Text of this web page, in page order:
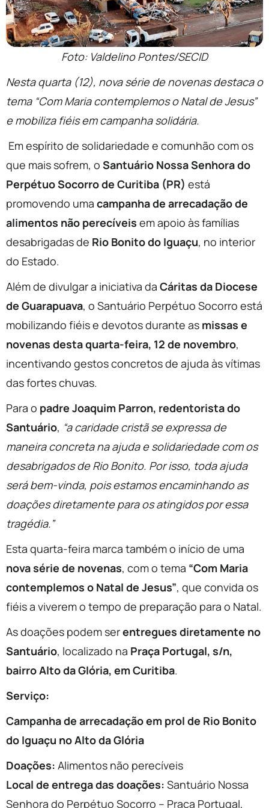
Foto: Valdelino Pontes/SECID
Nesta quarta (12), nova série de novenas destaca o
tema “Com Maria contemplemos o Natal de Jesus”
e mobiliza fiéis em campanha solidária.
Em espírito de solidariedade e comunhão com os
que mais sofrem, o Santuário Nossa Senhora do
Perpétuo Socorro de Curitiba (PR) está
promovendo uma campanha de arrecadação de
alimentos não perecíveis em apoio às famílias
desabrigadas de Rio Bonito do Iguaçu, no interior
do Estado.
Além de divulgar a iniciativa da Cáritas da Diocese
de Guarapuava, o Santuário Perpétuo Socorro está
mobilizando fiéis e devotos durante as missas e
novenas desta quarta-feira, 12 de novembro,
incentivando gestos concretos de ajuda às vítimas
das fortes chuvas.
Para o padre Joaquim Parron, redentorista do
Santuário, “a caridade cristã se expressa de
maneira concreta na ajuda e solidariedade com os
desabrigados de Rio Bonito. Por isso, toda ajuda
será bem-vinda, pois estamos encaminhando as
doações diretamente para os atingidos por essa
tragédia.”
Esta quarta-feira marca também o início de uma
nova série de novenas, com o tema “Com Maria
contemplemos o Natal de Jesus”, que convida os
fiéis a viverem o tempo de preparação para o Natal.
As doações podem serentregues diretamente no
Santuário, localizado na Praça Portugal, s/n,
bairro Alto da Glória, em Curitiba.
Serviço:
Campanha de arrecadação em prol de Rio Bonito
do Iguaçu no Alto da Glória
Doações: Alimentos não perecíveis
Local de entrega das doações: Santuário Nossa
Senhora do Perpétuo Socorro – Praça Portugal,